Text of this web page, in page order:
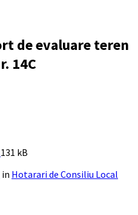
de evaluare teren
14C
File
131 kB
in Hotarari de Consiliu Local